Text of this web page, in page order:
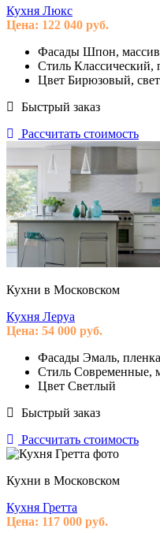
Кухня Люкс
Цена: 122 040 руб.
Фасады Шпон, массив
Стиль Классический,
Цвет Бирюзовый,
Быстрый заказ
Рассчитать стоимость
Кухни в Московском
Кухня Леруа
Цена: 54 000 руб.
Фасады Эмаль,
Стиль Современные,
Цвет Светлый
Быстрый заказ
Рассчитать стоимость
Кухни в Московском
Кухня Гретта
Цена: 117 000 руб.